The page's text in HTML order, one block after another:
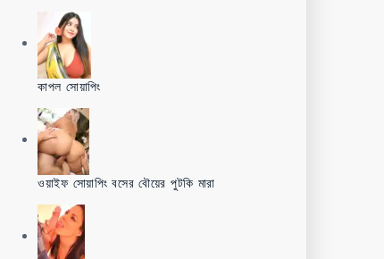
কাপল সোয়াপিং
ওয়াইফ সোয়াপিং বসের বৌয়ের পুটকি মারা